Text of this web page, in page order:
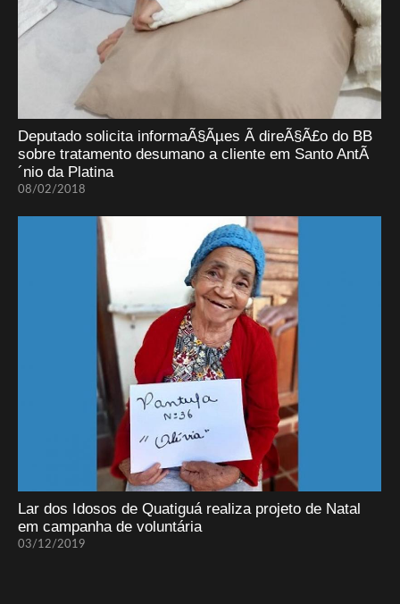
Deputado solicita informaÃ§Ãµes Ã direÃ§Ã£o do BB
sobre tratamento desumano a cliente em Santo AntÃ
´nio da Platina
08/02/2018
Lar dos Idosos de Quatiguá realiza projeto de Natal
em campanha de voluntária
03/12/2019